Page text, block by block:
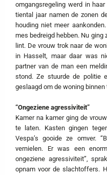
omgangsregeling werd in
tiental jaar namen de zonen
houding niet meer
mes bedreigd hebben. Nu ging
lint. De vrouw trok naar de
in Hasselt, maar daar was
partner van de man een
stond. Ze stuurde de politie
geslaagd om de woning binnen
“Ongeziene agressiviteit”
Kamer na kamer ging de
te laten. Kasten gingen
Vespa’s gooide ze omver.
vernielen. Er was een
ongeziene agressiviteit”,
opnam voor de slachtoffers.